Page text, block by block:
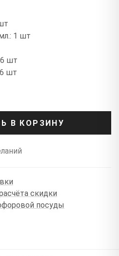
1 шт
шт
шт
В КОРЗИНУ
скидки
посуды